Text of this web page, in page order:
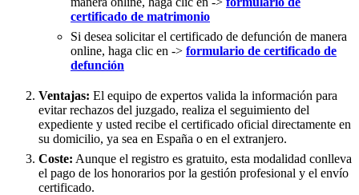
certificado de matrimonio
Si desea solicitar el certificado de defunción de manera
online, haga clic en -> formulario de certificado de
defunción
Ventajas: El equipo de expertos valida la información para
evitar rechazos del juzgado, realiza el seguimiento del
expediente y usted recibe el certificado oficial directamente en
su domicilio, ya sea en España o en el extranjero.
Coste: Aunque el registro es gratuito, esta modalidad conlleva
el pago de los honorarios por la gestión profesional y el envío
certificado.